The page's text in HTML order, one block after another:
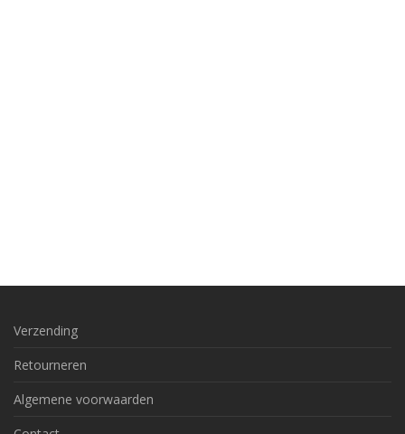
Verzending
Retourneren
Algemene voorwaarden